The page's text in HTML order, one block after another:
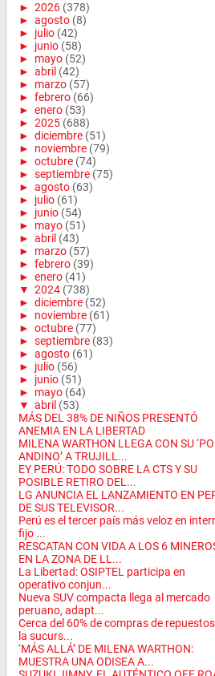
► 2026 (378)
► agosto (8)
► julio (42)
► junio (58)
► mayo (52)
► abril (42)
► marzo (57)
► febrero (66)
► enero (53)
► 2025 (688)
► diciembre (51)
► noviembre (79)
► octubre (74)
► septiembre (75)
► agosto (63)
► julio (61)
► junio (54)
► mayo (51)
► abril (43)
► marzo (57)
► febrero (39)
► enero (41)
▼ 2024 (738)
► diciembre (52)
► noviembre (61)
► octubre (77)
► septiembre (83)
► agosto (61)
► julio (56)
► junio (51)
► mayo (64)
▼ abril (53)
MÁS DEL 38% DE NIÑOS PRESENTÓ
ANEMIA EN LA LIBERTAD
MILENA WARTHON LLEGA CON SU
ANDINO’ A TRUJILL...
EY PERÚ: TODO SOBRE LA CTS Y SU
POSIBLE RETIRO DEL...
LG ANUNCIA EL LANZAMIENTO EN
DE SUS TELEVISOR...
Perú es el tercer país más veloz en
fijo ...
RESCATAN CON VIDA A LOS 6
EN LA ZONA DE LL...
La Libertad: OSIPTEL participa en
operativo conjun...
Nueva SUV compacta llega al mercado
peruano, adapt...
Cerca del 60% de compras de
la sucurs...
‘MÁS ALLÁ’ DE MILENA WARTHON:
MUESTRA UNA ODISEA A...